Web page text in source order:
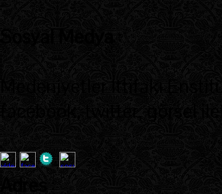
Sosyal Medya:
Medeniyetler İttifakı
facebook, twitter, görsel
Adres :